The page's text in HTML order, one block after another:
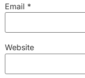
Email *
Website